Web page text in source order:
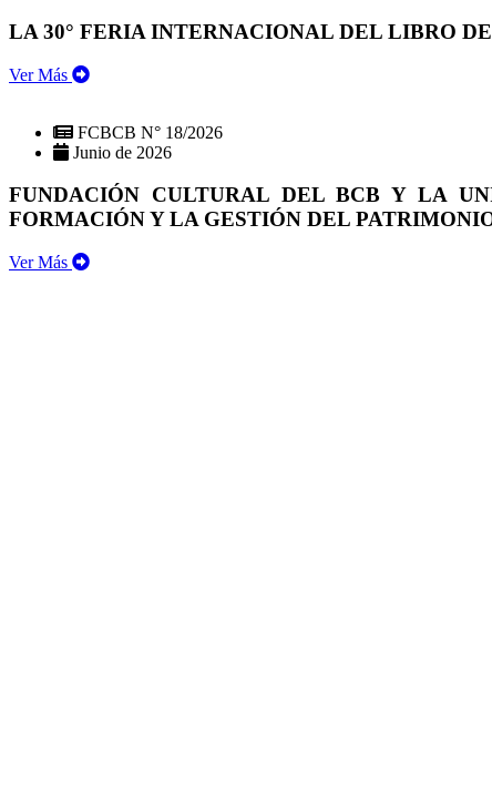
LA 30° FERIA INTERNACIONAL DEL LIBRO
Ver Más
FCBCB N° 18/2026
Junio de 2026
FUNDACIÓN CULTURAL DEL BCB Y LA
FORMACIÓN Y LA GESTIÓN DEL
Ver Más